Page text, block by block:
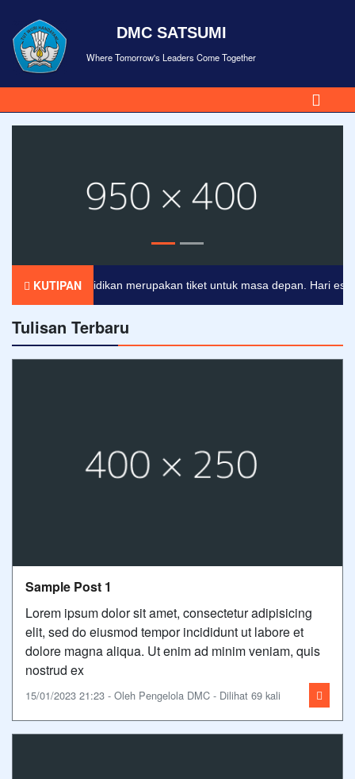
DMC SATSUMI
Where Tomorrow's Leaders Come Together
KUTIPAN
Pendidikan merupakan tiket untuk masa depan. Hari esok
Tulisan Terbaru
Sample Post 1
Lorem ipsum dolor sit amet, consectetur adipisicing
elit, sed do eiusmod tempor incididunt ut labore et
dolore magna aliqua. Ut enim ad minim veniam, quis
nostrud ex
15/01/2023 21:23 - Oleh Pengelola DMC - Dilihat 69 kali